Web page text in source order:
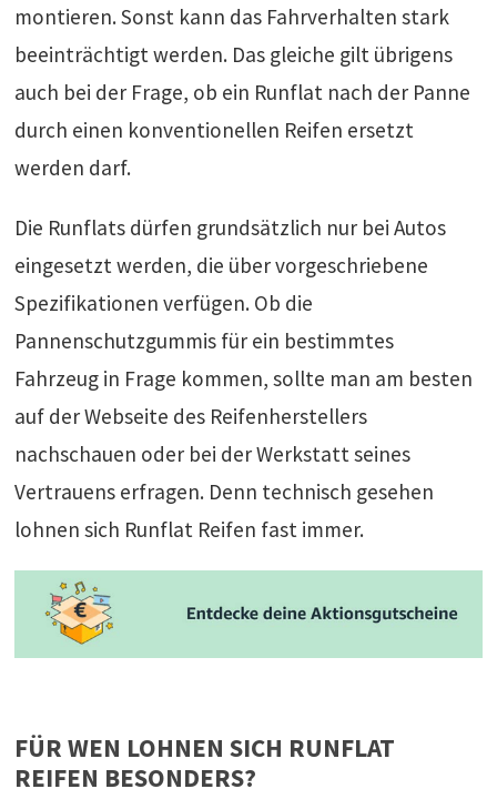
montieren. Sonst kann das Fahrverhalten stark
beeinträchtigt werden. Das gleiche gilt übrigens
auch bei der Frage, ob ein Runflat nach der Panne
durch einen konventionellen Reifen ersetzt
werden darf.
Die Runflats dürfen grundsätzlich nur bei Autos
eingesetzt werden, die über vorgeschriebene
Spezifikationen verfügen. Ob die
Pannenschutzgummis für ein bestimmtes
Fahrzeug in Frage kommen, sollte man am besten
auf der Webseite des Reifenherstellers
nachschauen oder bei der Werkstatt seines
Vertrauens erfragen. Denn technisch gesehen
lohnen sich Runflat Reifen fast immer.
FÜR WEN LOHNEN SICH RUNFLAT
REIFEN BESONDERS?